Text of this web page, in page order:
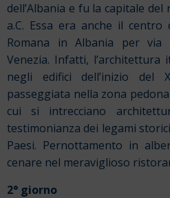
dell’Albania e fu la capitale
a.C. Essa era anche il centro
Romana in Albania per via
Venezia. Infatti, l’architettura
negli edifici dell’inizio del
passeggiata nella zona
cui si intrecciano
testimonianza dei legami
Paesi. Pernottamento in
cenare nel meraviglioso
2° giorno